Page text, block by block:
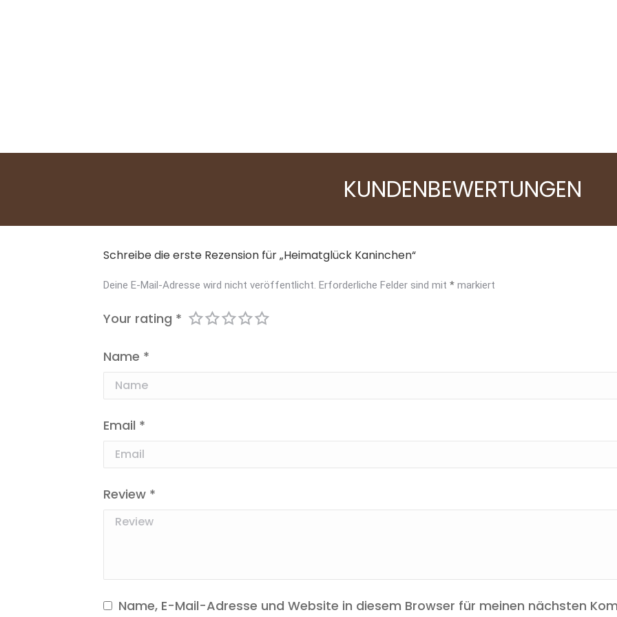
KUNDENBEWERTUNGEN
Schreibe die erste Rezension für „Heimatglück Kaninchen“
Deine E-Mail-Adresse wird nicht veröffentlicht. Erforderliche Felder sind mit * markiert
Your rating *
Name *
Email *
Review *
Name, E-Mail-Adresse und Website in diesem Browser für meinen nächsten